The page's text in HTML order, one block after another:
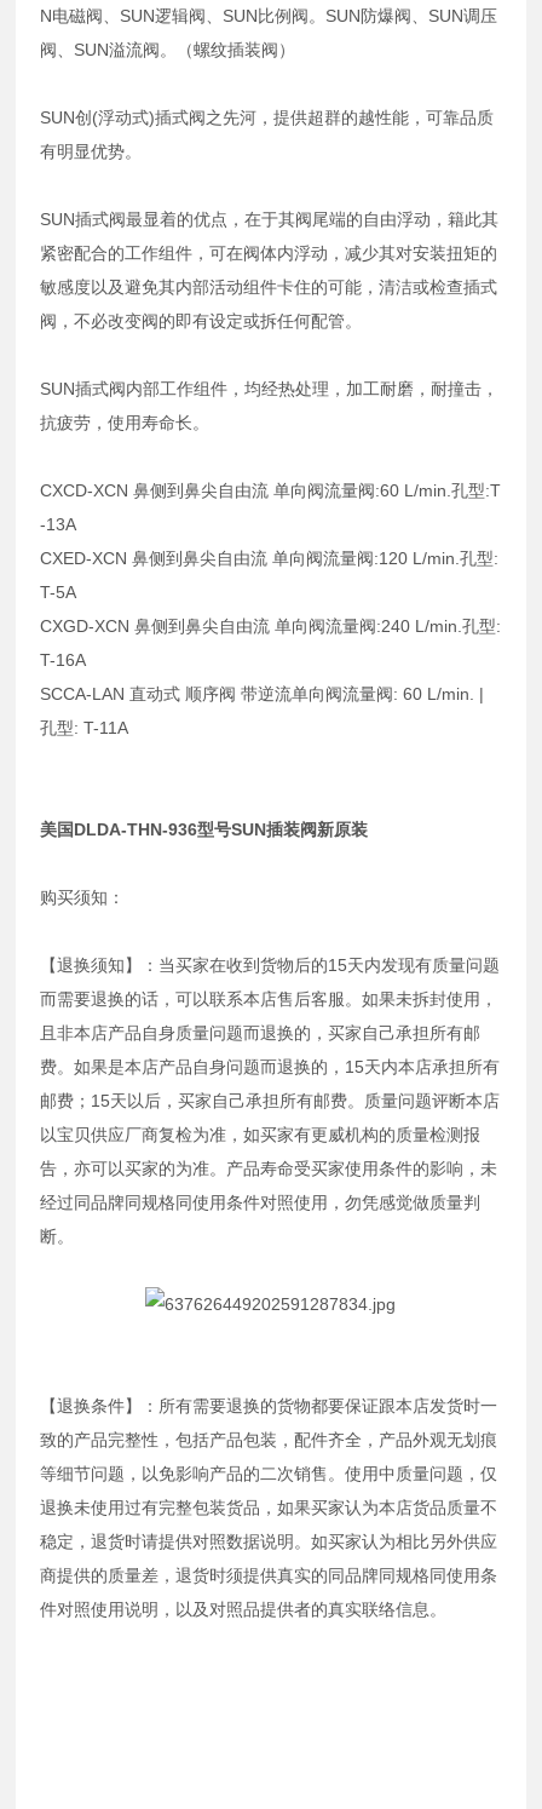
N电磁阀、SUN逻辑阀、SUN比例阀。SUN防爆阀、SUN调压
阀、SUN溢流阀。（螺纹插装阀）
SUN创(浮动式)插式阀之先河，提供超群的越性能，可靠品质
有明显优势。
SUN插式阀最显着的优点，在于其阀尾端的自由浮动，籍此其
紧密配合的工作组件，可在阀体内浮动，减少其对安装扭矩的
敏感度以及避免其内部活动组件卡住的可能，清洁或检查插式
阀，不必改变阀的即有设定或拆任何配管。
SUN插式阀内部工作组件，均经热处理，加工耐磨，耐撞击，
抗疲劳，使用寿命长。
CXCD-XCN 鼻侧到鼻尖自由流 单向阀流量阀:60 L/min.孔型:T
-13A
CXED-XCN 鼻侧到鼻尖自由流 单向阀流量阀:120 L/min.孔型:
T-5A
CXGD-XCN 鼻侧到鼻尖自由流 单向阀流量阀:240 L/min.孔型:
T-16A
SCCA-LAN 直动式 顺序阀 带逆流单向阀流量阀: 60 L/min. |
孔型: T-11A
美国DLDA-THN-936型号SUN插装阀新原装
购买须知：
【退换须知】：当买家在收到货物后的15天内发现有质量问题
而需要退换的话，可以联系本店售后客服。如果未拆封使用，
且非本店产品自身质量问题而退换的，买家自己承担所有邮
费。如果是本店产品自身问题而退换的，15天内本店承担所有
邮费；15天以后，买家自己承担所有邮费。质量问题评断本店
以宝贝供应厂商复检为准，如买家有更威机构的质量检测报
告，亦可以买家的为准。产品寿命受买家使用条件的影响，未
经过同品牌同规格同使用条件对照使用，勿凭感觉做质量判
断。
【退换条件】：所有需要退换的货物都要保证跟本店发货时一
致的产品完整性，包括产品包装，配件齐全，产品外观无划痕
等细节问题，以免影响产品的二次销售。使用中质量问题，仅
退换未使用过有完整包装货品，如果买家认为本店货品质量不
稳定，退货时请提供对照数据说明。如买家认为相比另外供应
商提供的质量差，退货时须提供真实的同品牌同规格同使用条
件对照使用说明，以及对照品提供者的真实联络信息。